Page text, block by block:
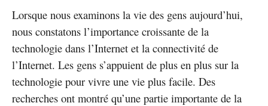
Lorsque nous examinons la vie des gens aujourd’hui,
nous constatons l’importance croissante de la
technologie dans l’Internet et la connectivité de
l’Internet. Les gens s’appuient de plus en plus sur la
technologie pour vivre une vie plus facile. Des
recherches ont montré qu’une partie importante de la